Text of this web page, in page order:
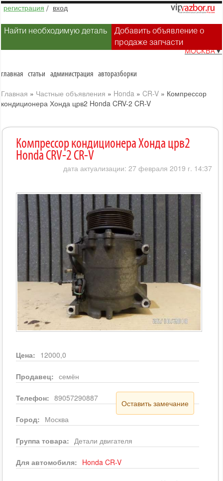
регистрация / вход
Найти необходимую деталь
Добавить объявление о
продаже запчасти
МОСКВА▼
главная статьи администрация авторазборки
Главная » Частные объявления » Honda » CR-V » Компрессор
кондиционера Хонда црв2 Honda CRV-2 CR-V
Компрессор кондиционера Хонда црв2
Honda CRV-2 CR-V
дата актуализации: 27 февраля 2019 г. 14:37
Цена: 12000,0
Продавец: семён
Телефон: 89057290887
Оставить замечание
Город: Москва
Группа товара: Детали двигателя
Для автомобиля: Honda CR-V